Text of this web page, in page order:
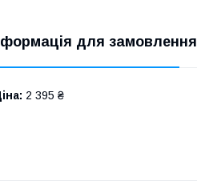
для замовлення
2 395 ₴